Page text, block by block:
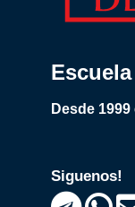
Desde
Siguenos!